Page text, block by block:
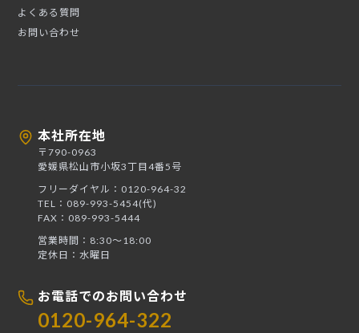
よくある質問
お問い合わせ
本社所在地
〒790-0963
愛媛県松山市小坂3丁目4番5号
フリーダイヤル：0120-964-32
TEL：089-993-5454(代)
FAX：089-993-5444
営業時間：8:30〜18:00
定休日：水曜日
お電話でのお問い合わせ
0120-964-322